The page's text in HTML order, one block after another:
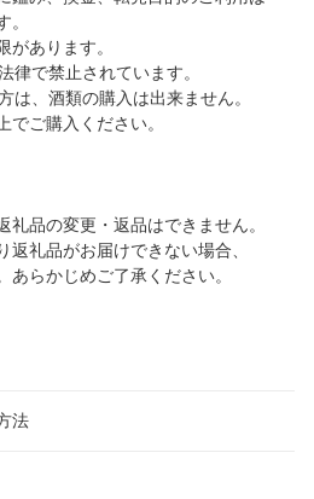
があります。
で禁止されています。
、酒類の購入は出来ません。
ご購入ください。
品の変更・返品はできません。
返礼品がお届けできない場合、
らかじめご了承ください。
法